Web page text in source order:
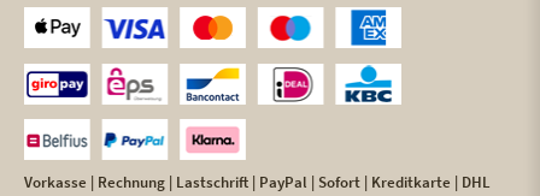
Vorkasse | Rechnung | Lastschrift | PayPal | Sofort | Kreditkarte | DHL